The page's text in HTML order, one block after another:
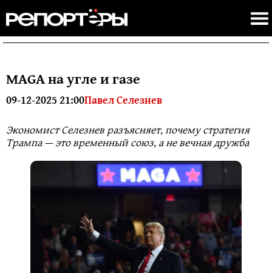
MAGA на угле и газе
09-12-2025 21:00Павел Селезнев
Экономист Селезнев разъясняет, почему стратегия
Трампа — это временный союз, а не вечная дружба